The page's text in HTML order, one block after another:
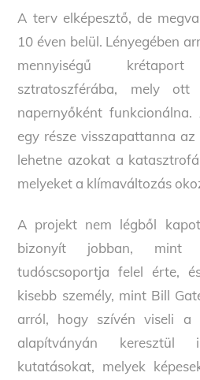
A terv elképesztő, de
10 éven belül. Lényegében
mennyiségű
sztratoszférába, mely ott
napernyőként
egy része visszapattanna
lehetne azokat a
melyeket a klímaváltozás
A projekt nem légből
bizonyít jobban,
tudóscsoportja felel érte,
kisebb személy, mint Bill
arról, hogy szívén viseli a
alapítványán
kutatásokat, melyek